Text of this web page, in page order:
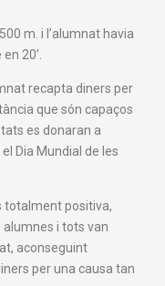
m. i l’alumnat havia
20’.
recapta diners per
que són capaços
es donaran a
Dia Mundial de les
totalment positiva,
alumnes i tots van
aconseguint
per una causa tan